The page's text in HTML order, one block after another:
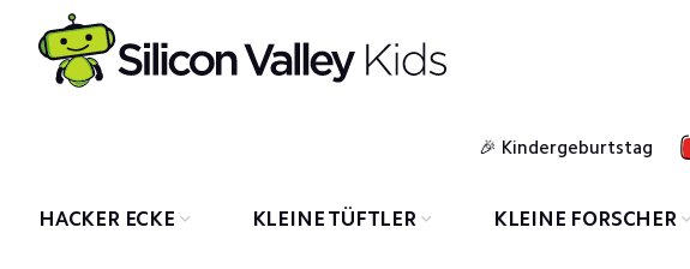
Kindergeburtstag
HACKER ECKE KLEINE TÜFTLER KLEINE FORSCHER